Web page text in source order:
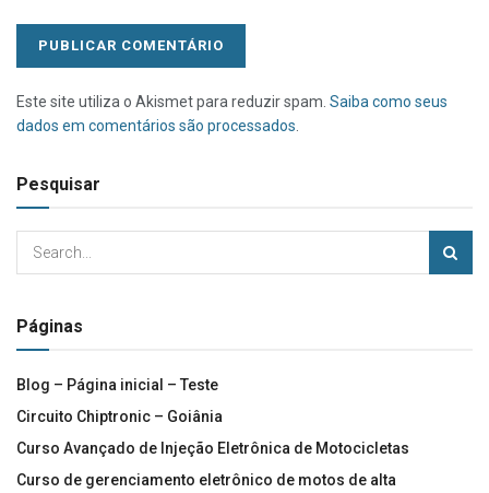
Este site utiliza o Akismet para reduzir spam. Saiba como seus
dados em comentários são processados
Pesquisar
Páginas
Blog – Página inicial – Teste
Circuito Chiptronic – Goiânia
Curso Avançado de Injeção Eletrônica de Motocicletas
Curso de gerenciamento eletrônico de motos de alta